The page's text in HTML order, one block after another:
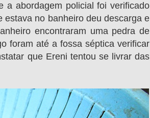
a abordagem policial foi verificado
estava no banheiro deu descarga e
encontraram uma pedra de
foram até a fossa séptica verificar
que Ereni tentou se livrar das